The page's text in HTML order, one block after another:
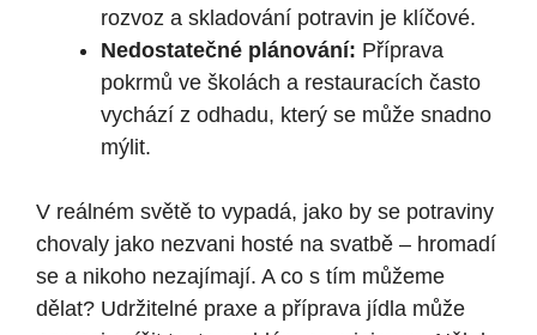
rozvoz a skladování potravin je klíčové.
Nedostatečné plánování: Příprava
pokrmů ve školách a restauracích často
vychází z odhadu, který se může snadno
mýlit.
V reálném světě to vypadá, jako by se potraviny
chovaly jako nezvani hosté na svatbě – hromadí
se a nikoho nezajímají. A co s tím můžeme
dělat? Udržitelné praxe a příprava jídla může